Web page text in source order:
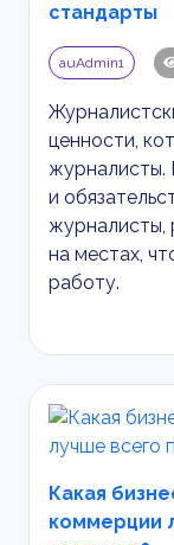
стандарты
auAdmin1
ценности,
журналисты.
и
журналисты,
на местах,
работу.
Какая
коммерции